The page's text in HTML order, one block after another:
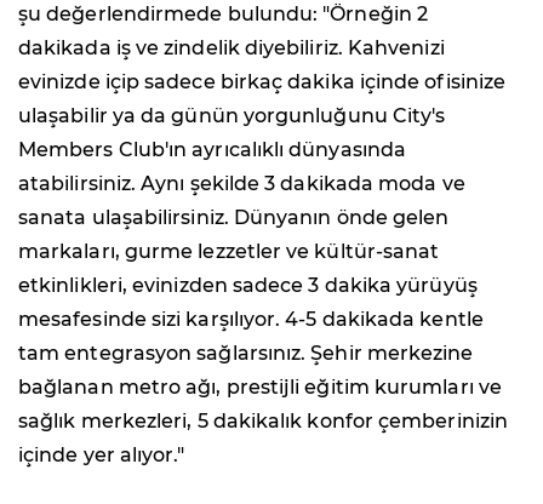
şu değerlendirmede bulundu: "Örneğin 2
dakikada iş ve zindelik diyebiliriz. Kahvenizi
evinizde içip sadece birkaç dakika içinde ofisinize
ulaşabilir ya da günün yorgunluğunu City's
Members Club'ın ayrıcalıklı dünyasında
atabilirsiniz. Aynı şekilde 3 dakikada moda ve
sanata ulaşabilirsiniz. Dünyanın önde gelen
markaları, gurme lezzetler ve kültür-sanat
etkinlikleri, evinizden sadece 3 dakika yürüyüş
mesafesinde sizi karşılıyor. 4-5 dakikada kentle
tam entegrasyon sağlarsınız. Şehir merkezine
bağlanan metro ağı, prestijli eğitim kurumları ve
sağlık merkezleri, 5 dakikalık konfor çemberinizin
içinde yer alıyor."